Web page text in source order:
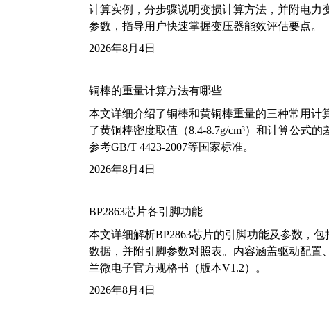
计算实例，分步骤说明变损计算方法，并附电力
参数，指导用户快速掌握变压器能效评估要点。
2026年8月4日
铜棒的重量计算方法有哪些
本文详细介绍了铜棒和黄铜棒重量的三种常用
了黄铜棒密度取值（8.4-8.7g/cm³）和计算公式
参考GB/T 4423-2007等国家标准。
2026年8月4日
BP2863芯片各引脚功能
本文详细解析BP2863芯片的引脚功能及参数，
数据，并附引脚参数对照表。内容涵盖驱动配
兰微电子官方规格书（版本V1.2）。
2026年8月4日